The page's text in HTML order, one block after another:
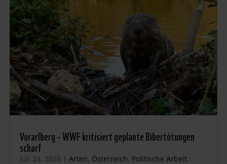
Vorarlberg – WWF kritisiert geplante Bibertötungen
scharf
Juli 24, 2026 | Arten, Österreich, Politische Arbeit,